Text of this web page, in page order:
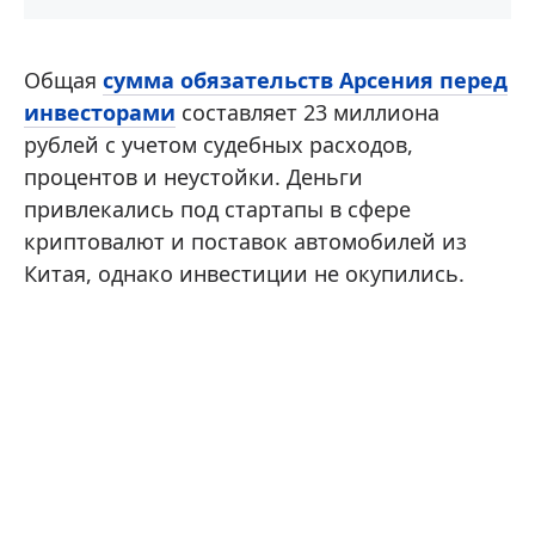
Общая сумма обязательств Арсения перед
инвесторами составляет 23 миллиона
рублей с учетом судебных расходов,
процентов и неустойки. Деньги
привлекались под стартапы в сфере
криптовалют и поставок автомобилей из
Китая, однако инвестиции не окупились.